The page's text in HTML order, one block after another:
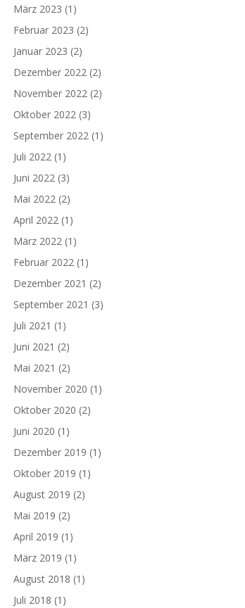
März 2023 (1)
Februar 2023 (2)
Januar 2023 (2)
Dezember 2022 (2)
November 2022 (2)
Oktober 2022 (3)
September 2022 (1)
Juli 2022 (1)
Juni 2022 (3)
Mai 2022 (2)
April 2022 (1)
März 2022 (1)
Februar 2022 (1)
Dezember 2021 (2)
September 2021 (3)
Juli 2021 (1)
Juni 2021 (2)
Mai 2021 (2)
November 2020 (1)
Oktober 2020 (2)
Juni 2020 (1)
Dezember 2019 (1)
Oktober 2019 (1)
August 2019 (2)
Mai 2019 (2)
April 2019 (1)
März 2019 (1)
August 2018 (1)
Juli 2018 (1)